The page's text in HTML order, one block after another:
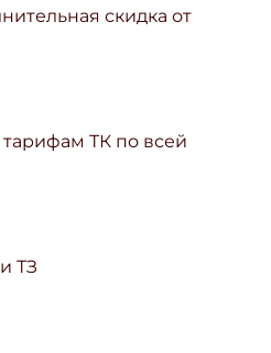
скидка от
ТК по всей
ТЗ